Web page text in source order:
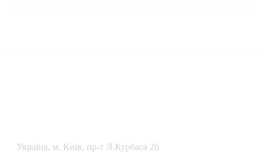
Українa, м. Київ, пр-т Л.Курбаса 2б